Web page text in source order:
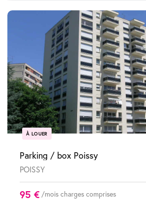
À LOUER
Parking / box Poissy
POISSY
95 € /mois charges comprises